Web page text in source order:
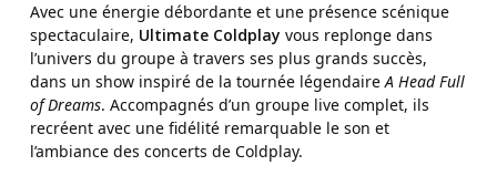
Avec une énergie débordante et une présence scénique
spectaculaire, Ultimate Coldplay vous replonge dans
l’univers du groupe à travers ses plus grands succès,
dans un show inspiré de la tournée légendaireA Head Full
of Dreams. Accompagnés d’un groupe live complet, ils
recréent avec une fidélité remarquable le son et
l’ambiance des concerts de Coldplay.